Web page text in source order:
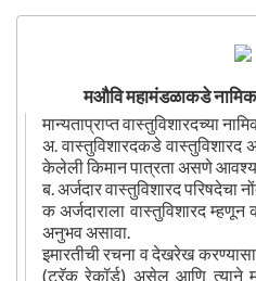
मऔवि महामंडळाकडे
मान्यताप्राप्त वास्तुविशारदच्या
अ. वास्तुविशारदकडे वास्तुविशारद
केलेली किमान पात्रता असणे
ब. अर्जदार वास्तुविशारद
क अर्जदाराला वास्तुविशारद म्हणून
अनुभव असावा.
इमारतीची रचना व देखरेख
(ट्रॅक रेकॉर्ड) असेल आणि त्याने